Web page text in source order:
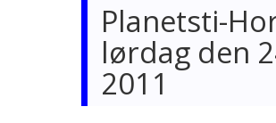
Planetsti-
lørdag den
2011